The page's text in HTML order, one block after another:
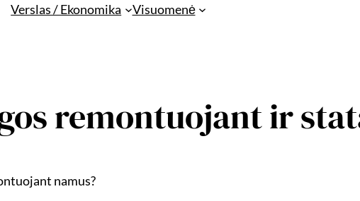
Verslas / Ekonomika
Visuomenė
remontuojant ir
namus?